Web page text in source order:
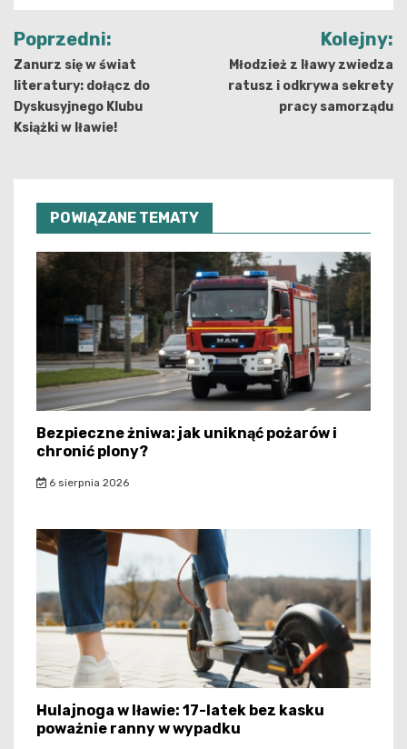
Nawigacja
wpisu
Poprzedni:
Zanurz się w świat
literatury: dołącz do
Dyskusyjnego Klubu
Książki w Iławie!
Kolejny:
Młodzież z Iławy zwiedza
ratusz i odkrywa sekrety
pracy samorządu
POWIĄZANE TEMATY
Bezpieczne żniwa: jak uniknąć pożarów i
chronić plony?
6 sierpnia 2026
Hulajnoga w Iławie: 17-latek bez kasku
poważnie ranny w wypadku